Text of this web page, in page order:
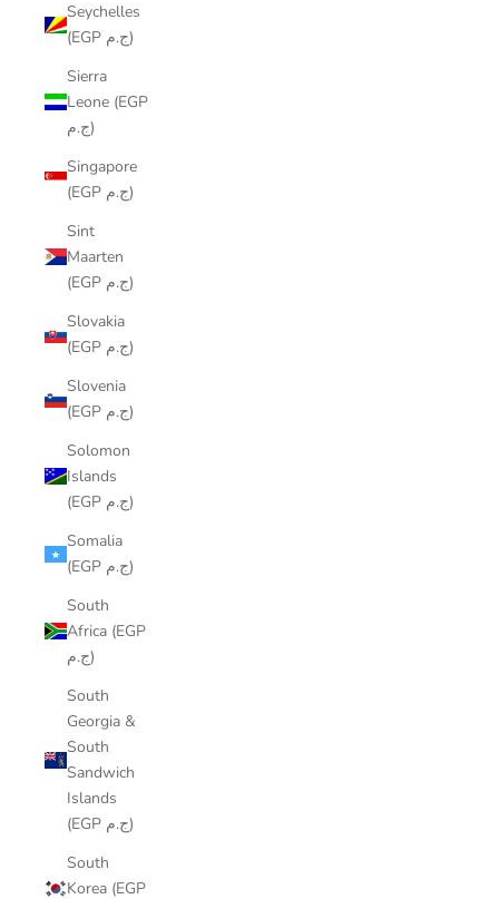
Seychelles
(EGP ج.م)
Sierra
Leone (EGP
ج.م)
Singapore
(EGP ج.م)
Sint
Maarten
(EGP ج.م)
Slovakia
(EGP ج.م)
Slovenia
(EGP ج.م)
Solomon
Islands
(EGP ج.م)
Somalia
(EGP ج.م)
South
Africa (EGP
ج.م)
South
Georgia &
South
Sandwich
Islands
(EGP ج.م)
South
Korea (EGP